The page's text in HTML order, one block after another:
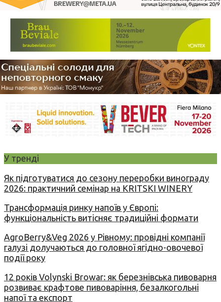
У тренді
Як підготуватися до сезону переробки винограду
2026: практичний семінар на KRITSKI WINERY
Трансформація ринку напоїв у Європі:
функціональність витісняє традиційні формати
AgroBerry&Veg 2026 у Рівному: провідні компанії
галузі долучаються до головної ягідно-овочевої
події року
12 років Volynski Browar: як березнівська пивоварня
розвиває крафтове пивоваріння, безалкогольні
напої та експорт